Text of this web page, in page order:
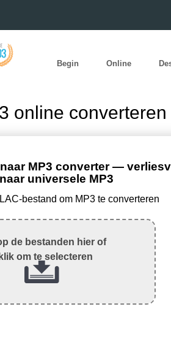
Begin Online
online converteren
MP3 converter —
universele MP3
bestand om MP3 te converteren
de bestanden hier of
klik om te selecteren